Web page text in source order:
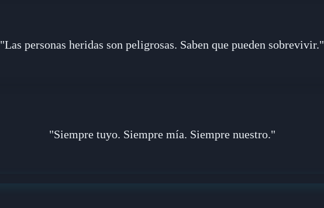
"Las personas heridas son peligrosas. Saben que pueden sobrevivir."
"Siempre tuyo. Siempre mía. Siempre nuestro."